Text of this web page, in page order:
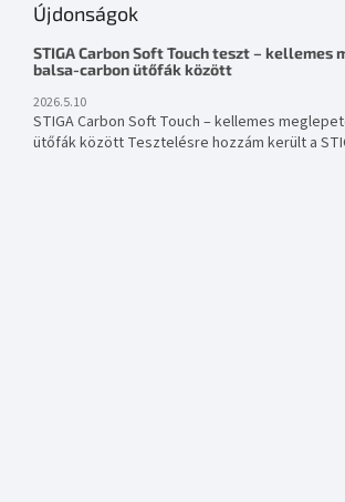
Újdonságok
STIGA Carbon Soft Touch teszt – kellemes
balsa-carbon ütőfák között
2026.5.10
STIGA Carbon Soft Touch – kellemes
ütőfák között Tesztelésre hozzám került a